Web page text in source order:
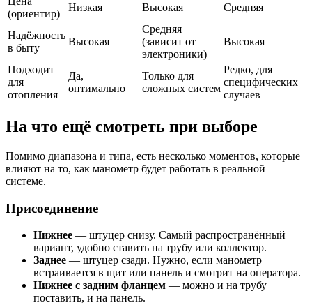
(ориентир)
Низкая Высокая Средняя
Надёжность
в быту
Высокая
Средняя
(зависит от
электроники)
Высокая
Подходит
для
отопления
Да,
оптимально
Только для
сложных систем
Редко, для
специфических
случаев
На что ещё смотреть при выборе
Помимо диапазона и типа, есть несколько моментов, которые
влияют на то, как манометр будет работать в реальной
системе.
Присоединение
Нижнее — штуцер снизу. Самый распространённый
вариант, удобно ставить на трубу или коллектор.
Заднее — штуцер сзади. Нужно, если манометр
встраивается в щит или панель и смотрит на оператора.
Нижнее с задним фланцем — можно и на трубу
поставить, и на панель.